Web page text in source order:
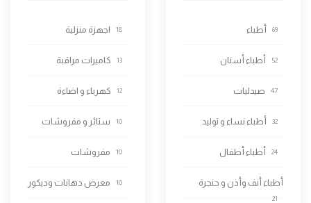
أطباء 69
أطباء أسنان 52
صيدليات 47
أطباء نساء و توليد 32
أطباء أطفال 24
أطباء أنف وأذن و حنجرة
21
اجهزة منزلية 18
كاميرات مراقبة 13
كهرباء و اضاءة 12
ستائر و مفروشات 10
مفروشات 10
معرض دهانات وديكور 10